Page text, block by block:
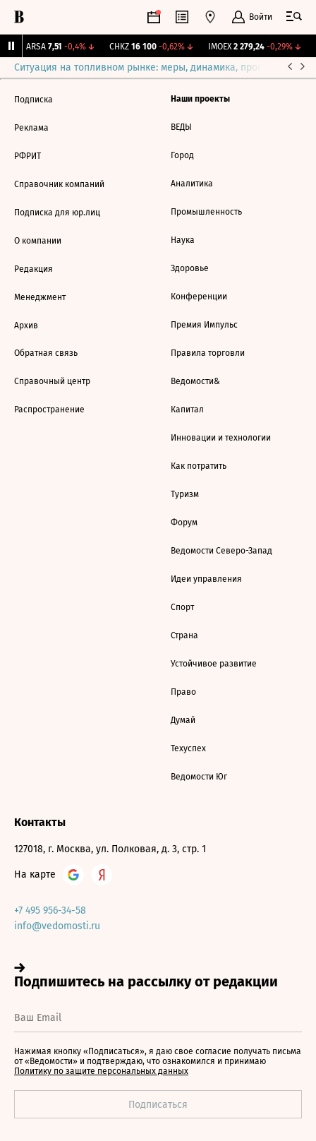
Войти
ARSA 7,51 -0,4%↓ CHKZ 16 100 -0,62%↓ IMOEX 2 279,24 -0,29%↓
Ситуация на топливном рынке: меры, динамика, прогнозы
Подписка
Реклама
РФРИТ
Справочник компаний
Подписка для юр.лиц
О компании
Редакция
Менеджмент
Архив
Обратная связь
Справочный центр
Распространение
Наши проекты
ВЕДЫ
Город
Аналитика
Промышленность
Наука
Здоровье
Конференции
Премия Импульс
Правила торговли
Ведомости&
Капитал
Инновации и технологии
Как потратить
Туризм
Форум
Ведомости Северо-Запад
Идеи управления
Спорт
Страна
Устойчивое развитие
Право
Думай
Техуспех
Ведомости Юг
Контакты
127018, г. Москва, ул. Полковая, д. 3, стр. 1
На карте
+7 495 956-34-58
info@vedomosti.ru
Нажимая кнопку «Подписаться», я даю свое согласие получать письма
от «Ведомости» и подтверждаю, что ознакомился и принимаю
Политику по защите персональных данных